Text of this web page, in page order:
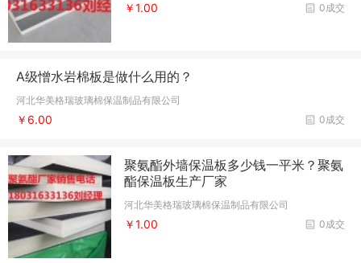
0成交
￥1.00
A级憎水岩棉板是做什么用的？
河北华美格瑞玻璃棉保温制品有限公司
0成交
￥6.00
聚氨酯外墙保温板多少钱一平米？聚氨
酯保温板生产厂家
河北华美格瑞玻璃棉保温制品有限公司
0成交
￥1.00